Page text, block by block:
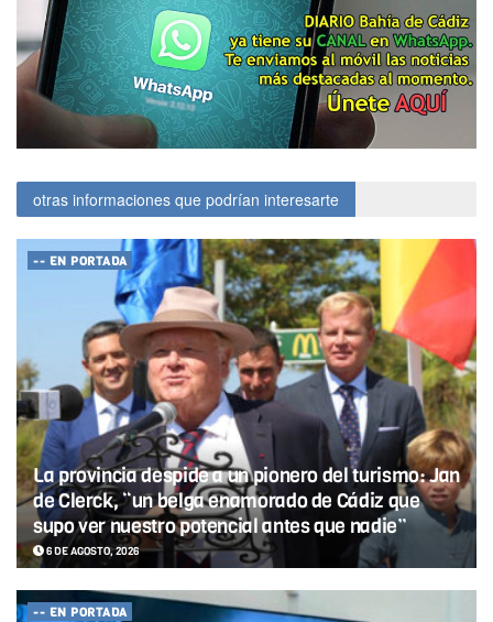
otras informaciones que podrían interesarte
-- EN PORTADA
La provincia despide a un pionero del turismo: Jan
de Clerck, “un belga enamorado de Cádiz que
supo ver nuestro potencial antes que nadie”
6 DE AGOSTO, 2026
-- EN PORTADA